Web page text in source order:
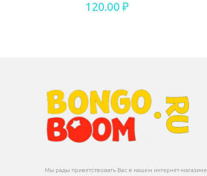
120.00 ₽
Мы рады приветствовать Вас в нашем интернет-магазине